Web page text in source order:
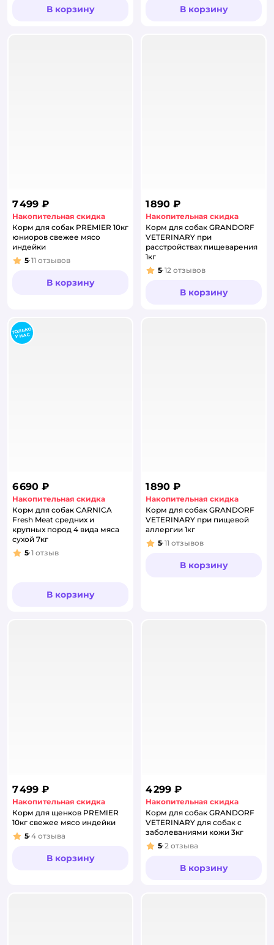
В корзину В корзину
7 499 ₽
Накопительная скидка
Корм для собак PREMIER 10кг
юниоров свежее мясо
индейки
Рейтинг:
5 11 отзывов
В корзину
1 890 ₽
Накопительная скидка
Корм для собак GRANDORF
VETERINARY при
расстройствах пищеварения
1кг
Рейтинг:
5 12 отзывов
В корзину
6 690 ₽
Накопительная скидка
Корм для собак CARNICA
Fresh Meat средних и
крупных пород 4 вида мяса
сухой 7кг
Рейтинг:
5 1 отзыв
В корзину
1 890 ₽
Накопительная скидка
Корм для собак GRANDORF
VETERINARY при пищевой
аллергии 1кг
Рейтинг:
5 11 отзывов
В корзину
7 499 ₽
Накопительная скидка
Корм для щенков PREMIER
10кг свежее мясо индейки
Рейтинг:
5 4 отзыва
В корзину
4 299 ₽
Накопительная скидка
Корм для собак GRANDORF
VETERINARY для собак с
заболеваниями кожи 3кг
Рейтинг:
5 2 отзыва
В корзину